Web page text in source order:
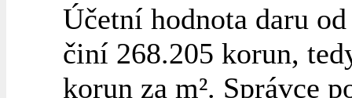
Účetní hodnota daru
činí 268.205 korun,
korun za m². Správce